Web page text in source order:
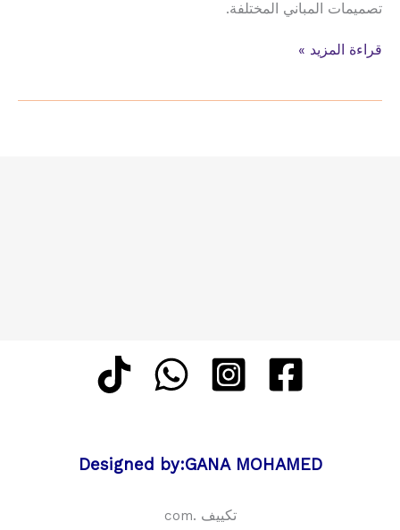
تصميمات المباني المختلفة.
قرميد
قراءة المزيد »
Designed by:GANA MOHAMED
تكييف .com